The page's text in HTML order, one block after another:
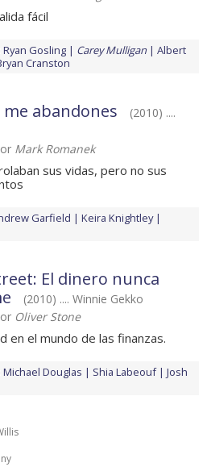
fácil
Ryan Gosling Carey Mulligan
Albert
Cranston
me abandones
(2010) ....
Mark Romanek
sus vidas, pero no sus
Garfield
Keira Knightley
El dinero nunca
(2010) .... Winnie Gekko
Oliver Stone
en el mundo de las finanzas.
Michael Douglas Shia Labeouf
Josh